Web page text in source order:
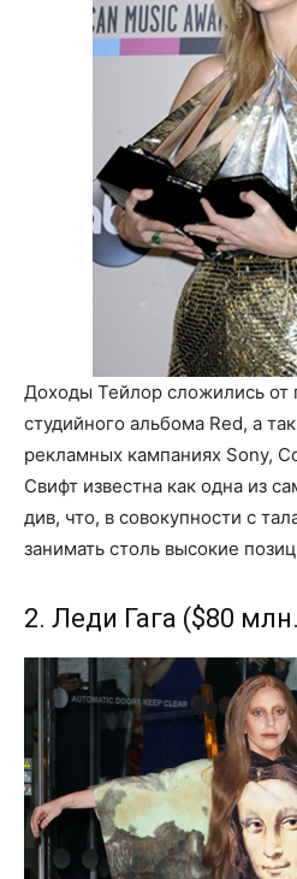
Доходы Тейлор сложились от
студийного альбома Red, а
рекламных кампаниях Sony,
Свифт известна как одна из
див, что, в совокупности с
занимать столь высокие
2. Леди Гага ($80